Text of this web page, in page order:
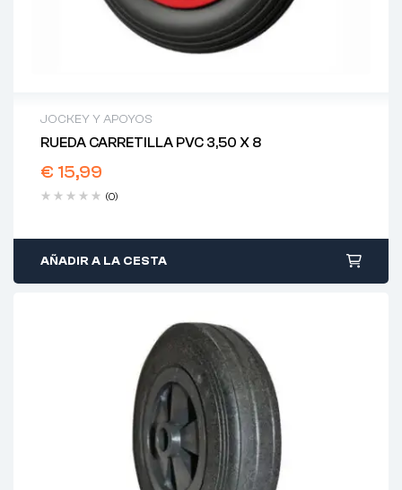
JOCKEY Y APOYOS
RUEDA CARRETILLA PVC 3,50 X 8
€ 15,99
(0)
AÑADIR A LA CESTA